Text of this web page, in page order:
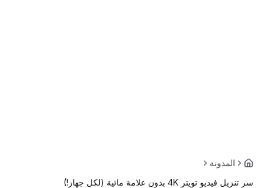
المدونة
سر تنزيل فيديو تويتر 4K بدون علامة مائية (لكل جهاز!)